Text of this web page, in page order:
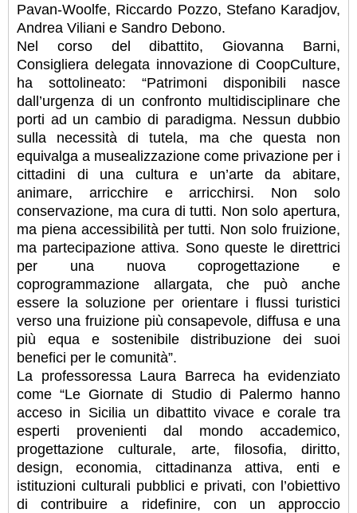
Pavan-Woolfe, Riccardo Pozzo, Stefano Karadjov,
Andrea Viliani e Sandro Debono.
Nel corso del dibattito, Giovanna Barni,
Consigliera delegata innovazione di CoopCulture,
ha sottolineato: “Patrimoni disponibili nasce
dall’urgenza di un confronto multidisciplinare che
porti ad un cambio di paradigma. Nessun dubbio
sulla necessità di tutela, ma che questa non
equivalga a musealizzazione come privazione per i
cittadini di una cultura e un’arte da abitare,
animare, arricchire e arricchirsi. Non solo
conservazione, ma cura di tutti. Non solo apertura,
ma piena accessibilità per tutti. Non solo fruizione,
ma partecipazione attiva. Sono queste le direttrici
per una nuova coprogettazione e
coprogrammazione allargata, che può anche
essere la soluzione per orientare i flussi turistici
verso una fruizione più consapevole, diffusa e una
più equa e sostenibile distribuzione dei suoi
benefici per le comunità”.
La professoressa Laura Barreca ha evidenziato
come “Le Giornate di Studio di Palermo hanno
acceso in Sicilia un dibattito vivace e corale tra
esperti provenienti dal mondo accademico,
progettazione culturale, arte, filosofia, diritto,
design, economia, cittadinanza attiva, enti e
istituzioni culturali pubblici e privati, con l’obiettivo
di contribuire a ridefinire, con un approccio